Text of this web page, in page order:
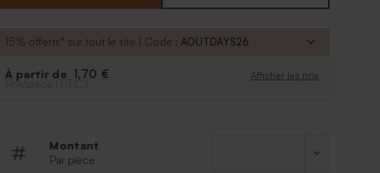
N'attendez plus, et commandez cette jolie carte de voeux
15% offerts* sur tout le site | Code :AOUTDAYS26
À partir de 1,70 € Afficher les prix
Prix/pièce (T.T.C.)
Montant
Par pièce